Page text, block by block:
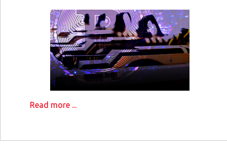
Read more ...